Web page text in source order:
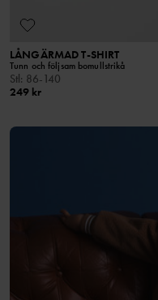
LÅNGÄRMAD T-SHIRT
Tunn och följsam bomullstrikå
Stl : 86-140
249 kr